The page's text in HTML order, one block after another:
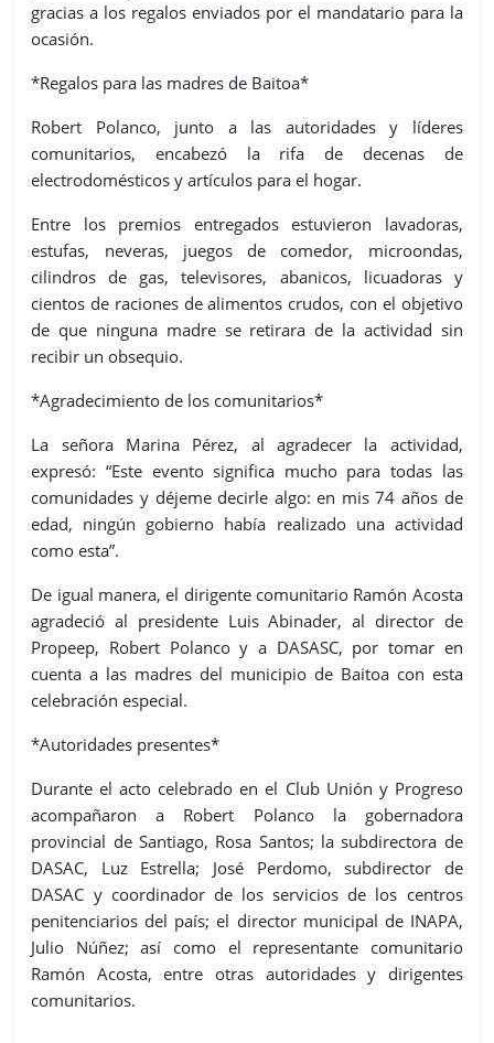
gracias a los regalos enviados por el mandatario para la
ocasión.
*Regalos para las madres de Baitoa*
Robert Polanco, junto a las autoridades y líderes
comunitarios, encabezó la rifa de decenas de
electrodomésticos y artículos para el hogar.
Entre los premios entregados estuvieron lavadoras,
estufas, neveras, juegos de comedor, microondas,
cilindros de gas, televisores, abanicos, licuadoras y
cientos de raciones de alimentos crudos, con el objetivo
de que ninguna madre se retirara de la actividad sin
recibir un obsequio.
*Agradecimiento de los comunitarios*
La señora Marina Pérez, al agradecer la actividad,
expresó: “Este evento significa mucho para todas las
comunidades y déjeme decirle algo: en mis 74 años de
edad, ningún gobierno había realizado una actividad
como esta”.
De igual manera, el dirigente comunitario Ramón Acosta
agradeció al presidente Luis Abinader, al director de
Propeep, Robert Polanco y a DASASC, por tomar en
cuenta a las madres del municipio de Baitoa con esta
celebración especial.
*Autoridades presentes*
Durante el acto celebrado en el Club Unión y Progreso
acompañaron a Robert Polanco la gobernadora
provincial de Santiago, Rosa Santos; la subdirectora de
DASAC, Luz Estrella; José Perdomo, subdirector de
DASAC y coordinador de los servicios de los centros
penitenciarios del país; el director municipal de INAPA,
Julio Núñez; así como el representante comunitario
Ramón Acosta, entre otras autoridades y dirigentes
comunitarios.